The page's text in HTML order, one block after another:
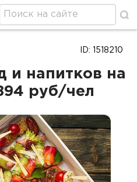
в Омске
и напитков на
руб/чел
ID: 1518210